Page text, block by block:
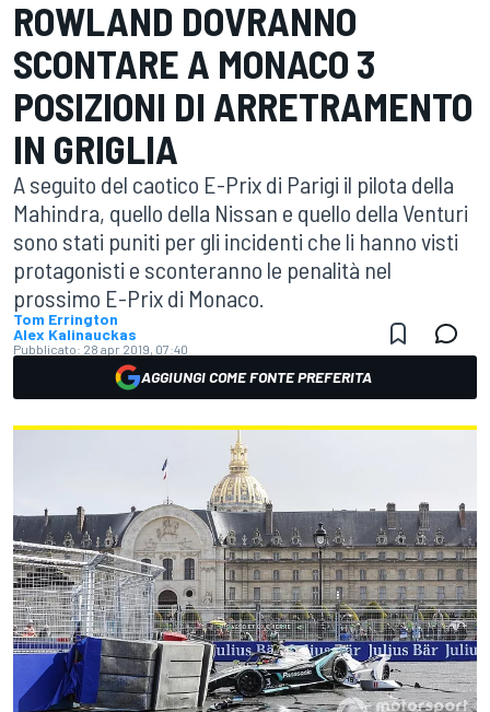
ROWLAND DOVRANNO
SCONTARE A MONACO 3
POSIZIONI DI ARRETRAMENTO
IN GRIGLIA
A seguito del caotico E-Prix di Parigi il pilota della
Mahindra, quello della Nissan e quello della Venturi
sono stati puniti per gli incidenti che li hanno visti
protagonisti e sconteranno le penalità nel
prossimo E-Prix di Monaco.
Tom Errington
Alex Kalinauckas
Pubblicato: 28 apr 2019, 07:40
AGGIUNGI COME FONTE PREFERITA